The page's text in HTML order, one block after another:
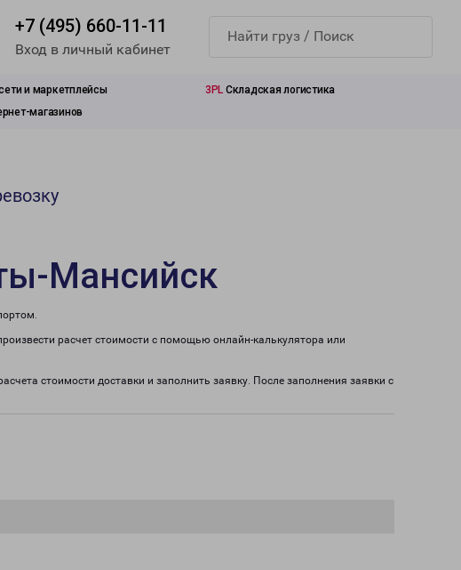
+7 (495) 660-11-11
Вход в личный кабинет
и маркетплейсы 3PL Складская логистика
магазинов
Мансийск
расчет стоимости с помощью онлайн-калькулятора или
стоимости доставки и заполнить заявку. После заполнения заявки с